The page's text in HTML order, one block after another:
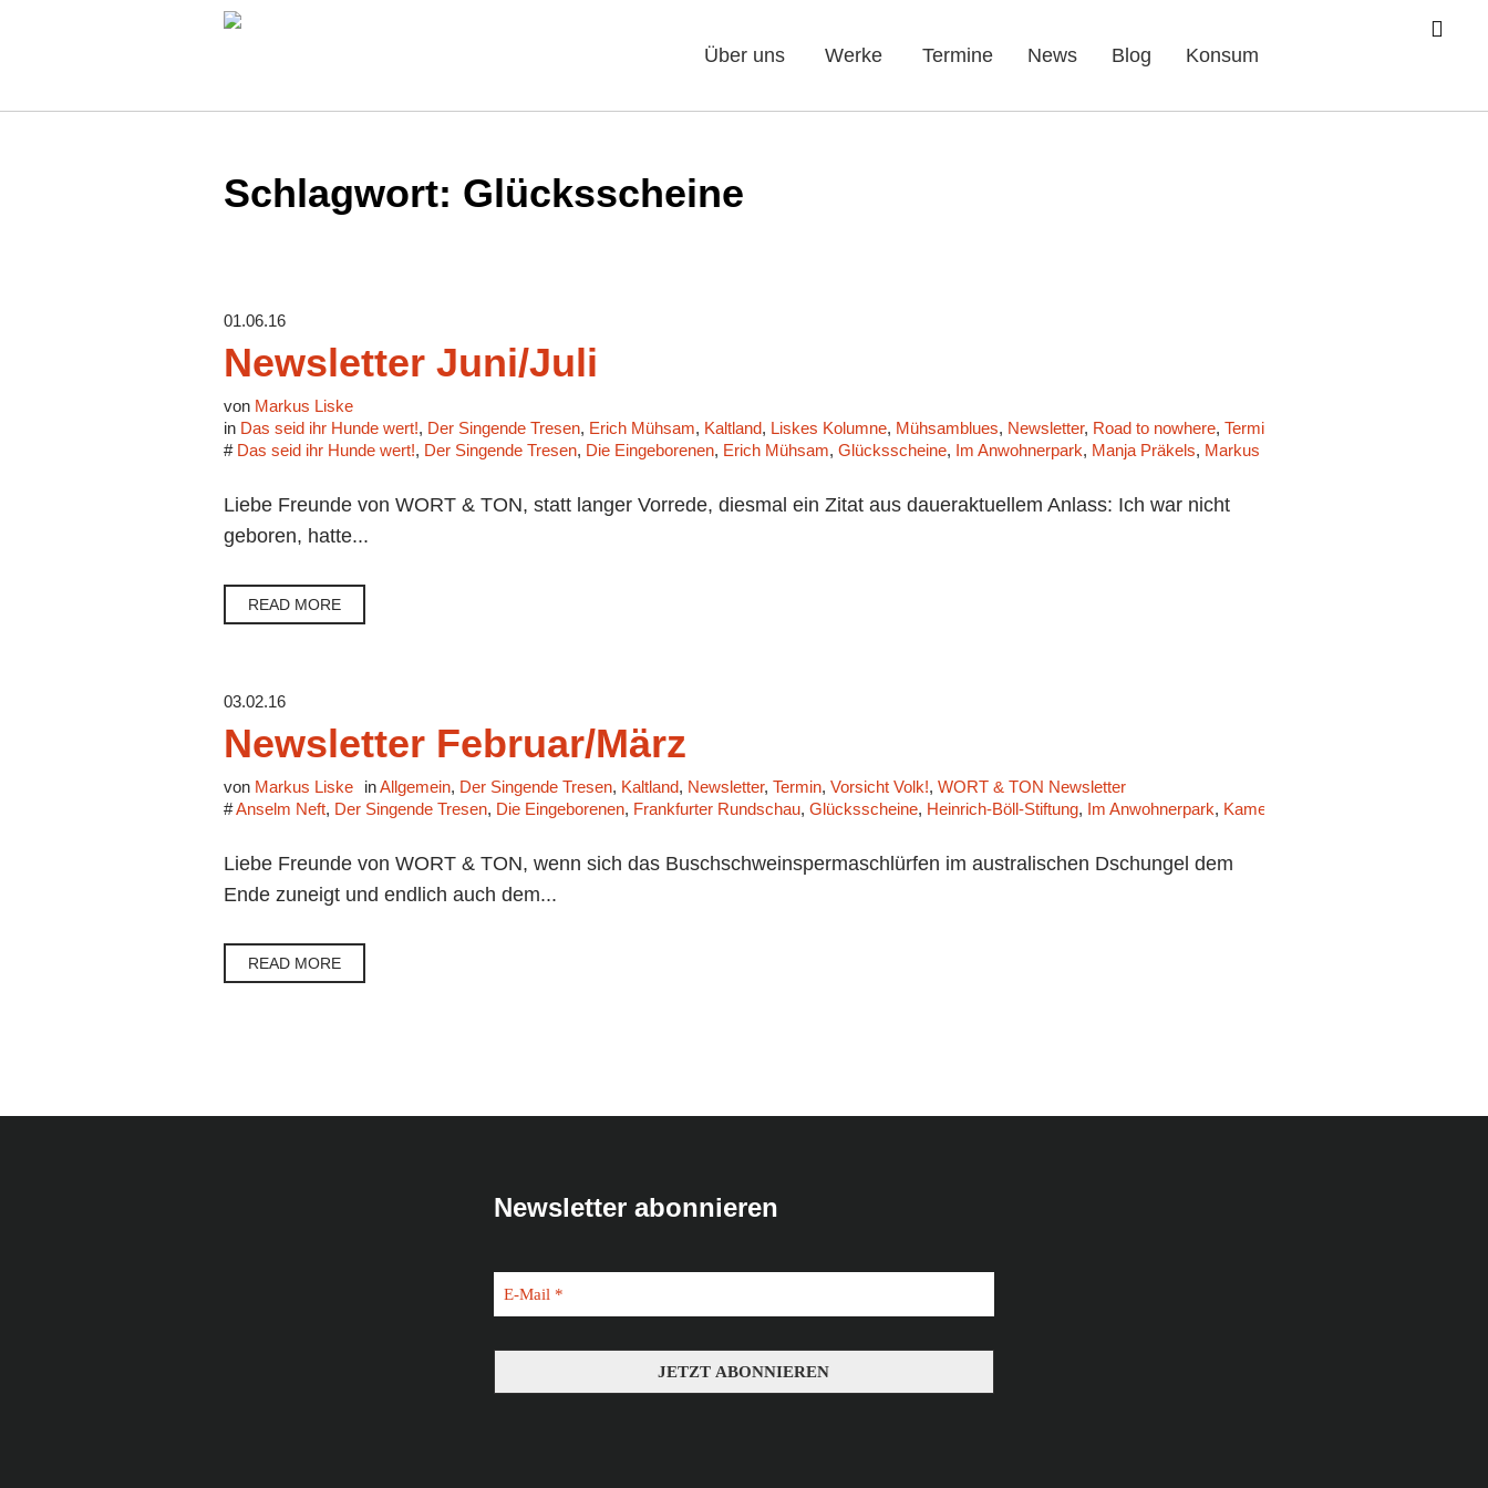
Über uns Werke Termine News Blog Konsum
Schlagwort: Glücksscheine
01.06.16
Newsletter Juni/Juli
von Markus Liske
in Das seid ihr Hunde wert!, Der Singende Tresen, Erich Mühsam, Kaltland, Liskes Kolumne, Mühsamblues, Newsletter, Road to nowhere, Termin
# Das seid ihr Hunde wert!, Der Singende Tresen, Die Eingeborenen, Erich Mühsam, Glücksscheine, Im Anwohnerpark, Manja Präkels, Markus Liske
Liebe Freunde von WORT & TON, statt langer Vorrede, diesmal ein Zitat aus daueraktuellem Anlass: Ich war nicht
geboren, hatte...
READ MORE
03.02.16
Newsletter Februar/März
von Markus Liske inAllgemein, Der Singende Tresen, Kaltland, Newsletter, Termin, Vorsicht Volk!, WORT & TON Newsletter
#Anselm Neft, Der Singende Tresen, Die Eingeborenen, Frankfurter Rundschau, Glücksscheine, Heinrich-Böll-Stiftung, Im Anwohnerpark, Kamerakind Markus
Liebe Freunde von WORT & TON, wenn sich das Buschschweinspermaschlürfen im australischen Dschungel dem
Ende zuneigt und endlich auch dem...
READ MORE
Newsletter abonnieren